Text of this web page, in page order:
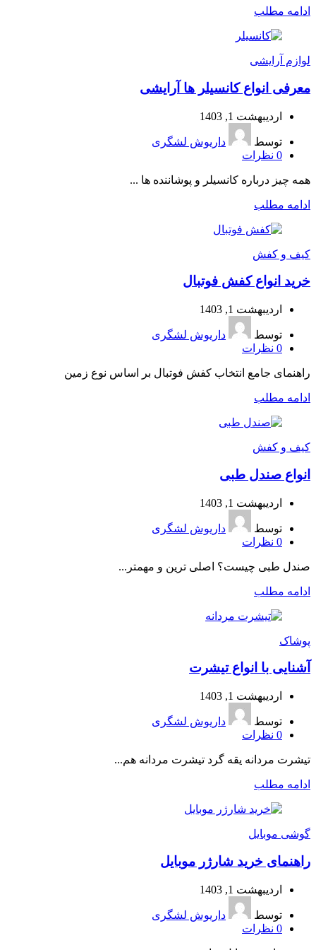
ادامه مطلب
لوازم آرایشی
معرفی انواع کانسیلر ها آرایشی
اردیبهشت 1, 1403
توسط
داریوش لشگری
0 نظرات
همه چیز درباره کانسیلر و پوشاننده ها ...
ادامه مطلب
کیف و کفش
خرید انواع کفش فوتبال
اردیبهشت 1, 1403
توسط
داریوش لشگری
0 نظرات
راهنمای جامع انتخاب کفش فوتبال بر اساس نوع زمین
ادامه مطلب
کیف و کفش
انواع صندل طبی
اردیبهشت 1, 1403
توسط
داریوش لشگری
0 نظرات
صندل طبی چیست؟ اصلی ترین و مهمتر...
ادامه مطلب
پوشاک
آشنایی با انواع تیشرت
اردیبهشت 1, 1403
توسط
داریوش لشگری
0 نظرات
تیشرت مردانه یقه گرد تیشرت مردانه هم...
ادامه مطلب
گوشی موبایل
راهنمای خرید شارژر موبایل
اردیبهشت 1, 1403
توسط
داریوش لشگری
0 نظرات